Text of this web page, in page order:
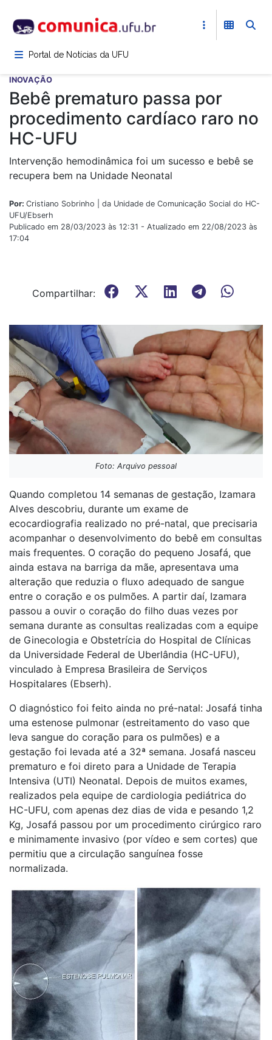
para
conteúdoPortal de Notícias da UFU
INOVAÇÃO
Bebê prematuro passa por
procedimento cardíaco raro no
HC-UFU
Intervenção hemodinâmica foi um sucesso e bebê se
recupera bem na Unidade Neonatal
Por: Cristiano Sobrinho | da Unidade de Comunicação Social do HC-
UFU/Ebserh
Publicado em 28/03/2023 às 12:31 - Atualizado em 22/08/2023 às
17:04
Compartilhar:
Foto: Arquivo pessoal
Quando completou 14 semanas de gestação, Izamara
Alves descobriu, durante um exame de
ecocardiografia realizado no pré-natal, que precisaria
acompanhar o desenvolvimento do bebê em consultas
mais frequentes. O coração do pequeno Josafá, que
ainda estava na barriga da mãe, apresentava uma
alteração que reduzia o fluxo adequado de sangue
entre o coração e os pulmões. A partir daí, Izamara
passou a ouvir o coração do filho duas vezes por
semana durante as consultas realizadas com a equipe
de Ginecologia e Obstetrícia do Hospital de Clínicas
da Universidade Federal de Uberlândia (HC-UFU),
vinculado à Empresa Brasileira de Serviços
Hospitalares (Ebserh).
O diagnóstico foi feito ainda no pré-natal: Josafá tinha
uma estenose pulmonar (estreitamento do vaso que
leva sangue do coração para os pulmões) e a
gestação foi levada até a 32ª semana. Josafá nasceu
prematuro e foi direto para a Unidade de Terapia
Intensiva (UTI) Neonatal. Depois de muitos exames,
realizados pela equipe de cardiologia pediátrica do
HC-UFU, com apenas dez dias de vida e pesando 1,2
Kg, Josafá passou por um procedimento cirúrgico raro
e minimamente invasivo (por vídeo e sem cortes) que
permitiu que a circulação sanguínea fosse
normalizada.